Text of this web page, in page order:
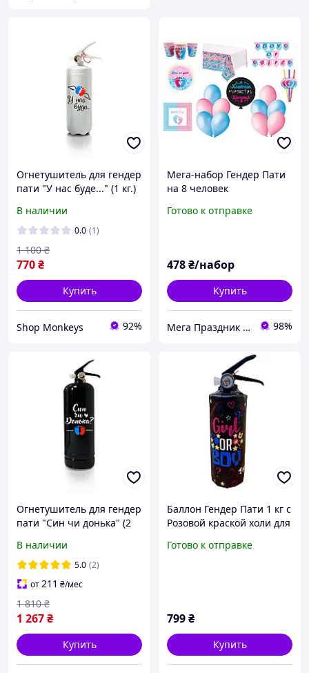
Огнетушитель для гендер
пати "У нас буде..." (1 кг.)
В наличии
0.0 (1)
770₴
1 100 ₴
Купить
Shop Monkeys 92%
Мега-набор Гендер Пати
на 8 человек
Готово к отправке
478₴/набор
Купить
Мега Праздник – магазин аксессуаров для праздника и все для оформления воздушными шарами ОПТ. 98%
Огнетушитель для гендер
пати "Син чи донька" (2
В наличии
5.0 (2)
от211 ₴/мес
1 267₴
1 810 ₴
Купить
Баллон Гендер Пати 1 кг с
Розовой краской холи для
ребенка, DayHoli BAL0102
Готово к отправке
799₴
Купить